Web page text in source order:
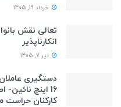
خرداد 19, 1405
تعالی نقش
انکارناپذیر
تیر 7, 1405
دستگیری
16 اینچ
کارکنان